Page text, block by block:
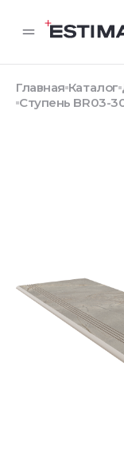
Главная Каталог
Ступень BR03-